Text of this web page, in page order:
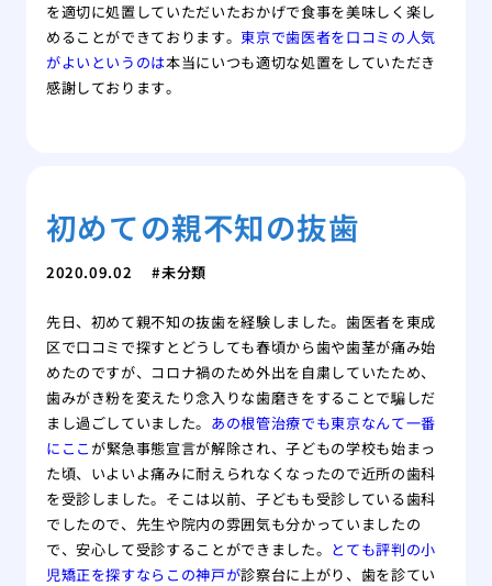
を適切に処置していただいたおかげで食事を美味しく楽し
めることができております。東京で歯医者を口コミの人気
がよいというのは本当にいつも適切な処置をしていただき
感謝しております。
初めての親不知の抜歯
2020.09.02 未分類
先日、初めて親不知の抜歯を経験しました。歯医者を東成
区で口コミで探すとどうしても春頃から歯や歯茎が痛み始
めたのですが、コロナ禍のため外出を自粛していたため、
歯みがき粉を変えたり念入りな歯磨きをすることで騙しだ
まし過ごしていました。 あの根管治療でも東京なんて一番
にここ が緊急事態宣言が解除され、子どもの学校も始まっ
た頃、いよいよ痛みに耐えられなくなったので近所の歯科
を受診しました。そこは以前、子どもも受診している歯科
でしたので、先生や院内の雰囲気も分かっていましたの
で、安心して受診することができました。 とても評判の小
児矯正を探すならこの神戸が診察台に上がり、歯を診てい